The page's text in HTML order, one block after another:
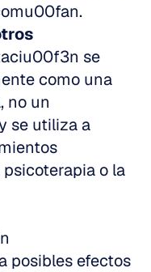
se
como una
no un
se utiliza a
o la
posibles efectos